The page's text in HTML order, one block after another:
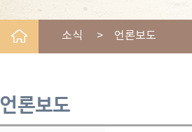
소식 > 언론보도
언론보도